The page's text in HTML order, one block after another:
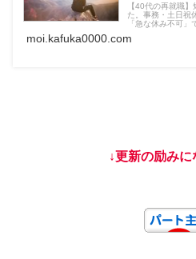
【40代の再就職
た。事務・土日祝
「急な休み不可」
でます。
moi.kafuka0000.com
↓更新の励みに